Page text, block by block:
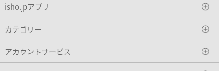
isho.jpアプリ
カテゴリー
アカウントサービス